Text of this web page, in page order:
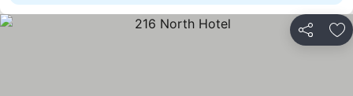
分享 加